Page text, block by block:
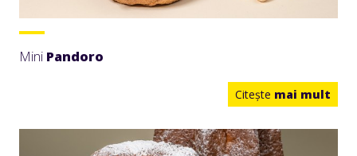
Mini Pandoro
Citeşte mai mult